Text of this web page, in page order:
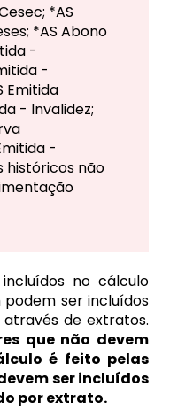
*AS
*AS Abono
-
-
Emitida
- Invalidez;
-
históricos não
no cálculo
ser incluídos
de extratos.
que não devem
é feito pelas
ser incluídos
por extrato.